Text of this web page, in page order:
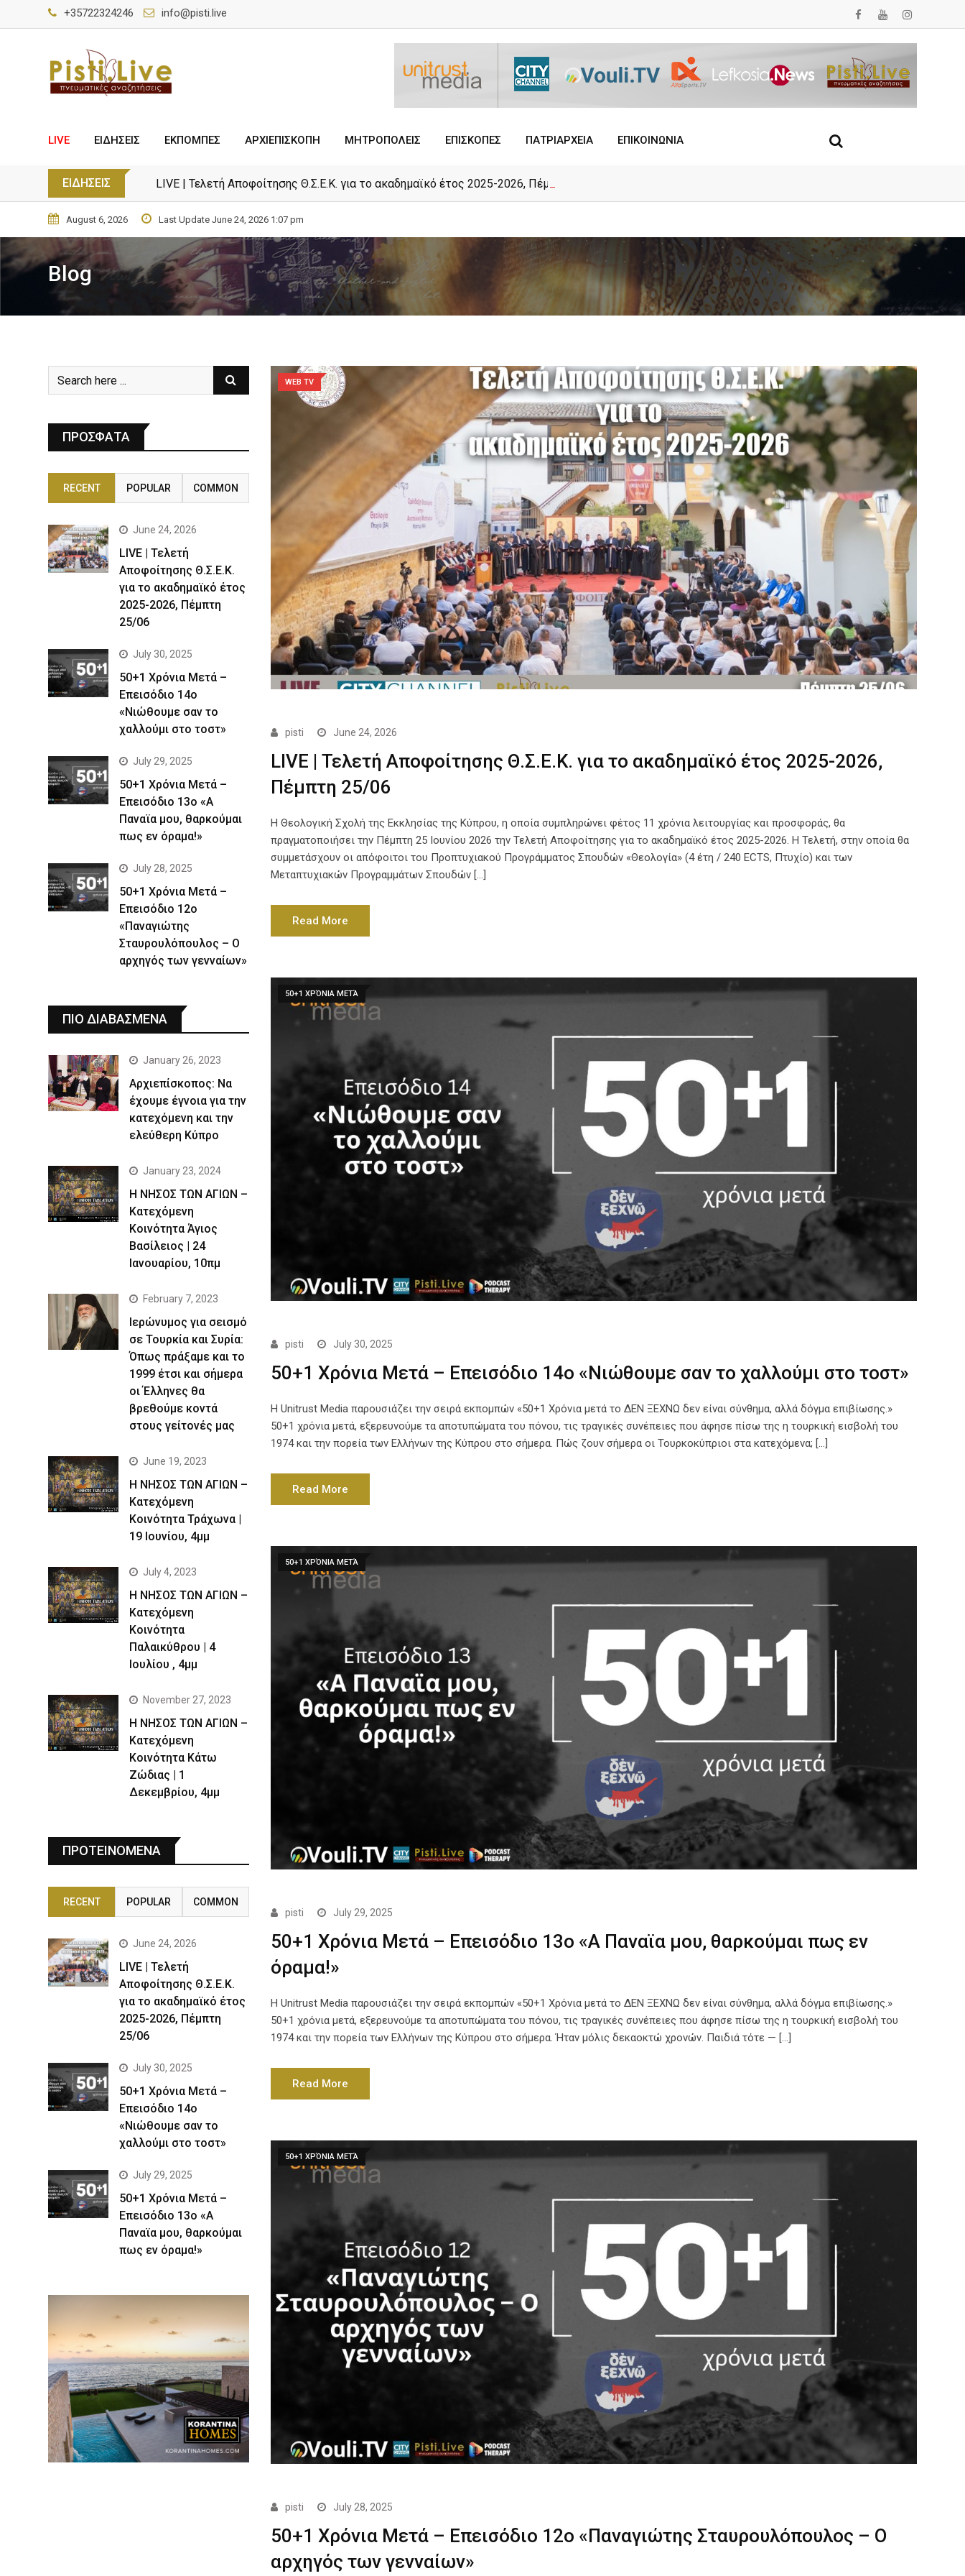
+35722324246 info@pisti.live
LIVE ΕΙΔΗΣΕΙΣ ΕΚΠΟΜΠΕΣ ΑΡΧΙΕΠΙΣΚΟΠΗ ΜΗΤΡΟΠΟΛΕΙΣ ΕΠΙΣΚΟΠΕΣ ΠΑΤΡΙΑΡΧΕΙΑ ΕΠΙΚΟΙΝΩΝΙΑ
ΕΙΔΗΣΕΙΣ LIVE | Τελετή Αποφοίτησης Θ.Σ.Ε.Κ. για το ακαδημαϊκό έτος 2025-2026, Πέμπτη 25/06
August 6, 2026 Last Update June 24, 2026 1:07 pm
Blog
ΠΡΟΣΦΑΤΑ
RECENT POPULAR COMMON
June 24, 2026
LIVE | Τελετή
Αποφοίτησης Θ.Σ.Ε.Κ.
για το ακαδημαϊκό έτος
2025-2026, Πέμπτη
25/06
July 30, 2025
50+1 Χρόνια Μετά –
Επεισόδιο 14ο
«Νιώθουμε σαν το
χαλλούμι στο τοστ»
July 29, 2025
50+1 Χρόνια Μετά –
Επεισόδιο 13ο «Α
Παναϊα μου, θαρκούμαι
πως εν όραμα!»
July 28, 2025
50+1 Χρόνια Μετά –
Επεισόδιο 12ο
«Παναγιώτης
Σταυρουλόπουλος – Ο
αρχηγός των γενναίων»
ΠΙΟ ΔΙΑΒΑΣΜΕΝΑ
January 26, 2023
Αρχιεπίσκοπος: Να
έχουμε έγνοια για την
κατεχόμενη και την
ελεύθερη Κύπρο
January 23, 2024
Η ΝΗΣΟΣ ΤΩΝ ΑΓΙΩΝ –
Κατεχόμενη
Κοινότητα Άγιος
Βασίλειος | 24
Ιανουαρίου, 10πμ
February 7, 2023
Ιερώνυμος για σεισμό
σε Τουρκία και Συρία:
Όπως πράξαμε και το
1999 έτσι και σήμερα
οι Έλληνες θα
βρεθούμε κοντά
στους γείτονές μας
June 19, 2023
Η ΝΗΣΟΣ ΤΩΝ ΑΓΙΩΝ –
Kατεχόμενη
Κοινότητα Τράχωνα |
19 Ιουνίου, 4μμ
July 4, 2023
Η ΝΗΣΟΣ ΤΩΝ ΑΓΙΩΝ –
Kατεχόμενη
Κοινότητα
Παλαικύθρου | 4
Ιουλίου , 4μμ
November 27, 2023
Η ΝΗΣΟΣ ΤΩΝ ΑΓΙΩΝ –
Κατεχόμενη
Κοινότητα Κάτω
Ζώδιας | 1
Δεκεμβρίου, 4μμ
ΠΡΟΤΕΙΝΟΜΕΝΑ
RECENT POPULAR COMMON
June 24, 2026
LIVE | Τελετή
Αποφοίτησης Θ.Σ.Ε.Κ.
για το ακαδημαϊκό έτος
2025-2026, Πέμπτη
25/06
July 30, 2025
50+1 Χρόνια Μετά –
Επεισόδιο 14ο
«Νιώθουμε σαν το
χαλλούμι στο τοστ»
July 29, 2025
50+1 Χρόνια Μετά –
Επεισόδιο 13ο «Α
Παναϊα μου, θαρκούμαι
πως εν όραμα!»
WEB TV
pisti June 24, 2026
LIVE | Τελετή Αποφοίτησης Θ.Σ.Ε.Κ. για το ακαδημαϊκό έτος 2025-2026,
Πέμπτη 25/06
Η Θεολογική Σχολή της Εκκλησίας της Κύπρου, η οποία συμπληρώνει φέτος 11 χρόνια λειτουργίας και προσφοράς, θα
πραγματοποιήσει την Πέμπτη 25 Ιουνίου 2026 την Τελετή Αποφοίτησης για το ακαδημαϊκό έτος 2025-2026. Η Τελετή, στην οποία θα
συμμετάσχουν οι απόφοιτοι του Προπτυχιακού Προγράμματος Σπουδών «Θεολογία» (4 έτη / 240 ECTS, Πτυχίο) και των
Μεταπτυχιακών Προγραμμάτων Σπουδών […]
Read More
50+1 ΧΡΌΝΙΑ ΜΕΤΆ
pisti July 30, 2025
50+1 Χρόνια Μετά – Επεισόδιο 14ο «Νιώθουμε σαν το χαλλούμι στο τοστ»
Η Unitrust Media παρουσιάζει την σειρά εκπομπών «50+1 Χρόνια μετά το ΔΕΝ ΞΕΧΝΩ δεν είναι σύνθημα, αλλά δόγμα επιβίωσης.»
50+1 χρόνια μετά, εξερευνούμε τα αποτυπώματα του πόνου, τις τραγικές συνέπειες που άφησε πίσω της η τουρκική εισβολή του
1974 και την πορεία των Ελλήνων της Κύπρου στο σήμερα. Πώς ζουν σήμερα οι Τουρκοκύπριοι στα κατεχόμενα; […]
Read More
50+1 ΧΡΌΝΙΑ ΜΕΤΆ
pisti July 29, 2025
50+1 Χρόνια Μετά – Επεισόδιο 13ο «Α Παναϊα μου, θαρκούμαι πως εν
όραμα!»
Η Unitrust Media παρουσιάζει την σειρά εκπομπών «50+1 Χρόνια μετά το ΔΕΝ ΞΕΧΝΩ δεν είναι σύνθημα, αλλά δόγμα επιβίωσης.»
50+1 χρόνια μετά, εξερευνούμε τα αποτυπώματα του πόνου, τις τραγικές συνέπειες που άφησε πίσω της η τουρκική εισβολή του
1974 και την πορεία των Ελλήνων της Κύπρου στο σήμερα. Ήταν μόλις δεκαοκτώ χρονών. Παιδιά τότε — […]
Read More
50+1 ΧΡΌΝΙΑ ΜΕΤΆ
pisti July 28, 2025
50+1 Χρόνια Μετά – Επεισόδιο 12ο «Παναγιώτης Σταυρουλόπουλος – Ο
αρχηγός των γενναίων»